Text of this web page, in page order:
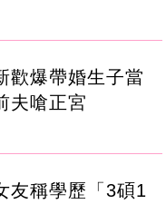
歡爆帶婚生子當
夫嗆正宮
友稱學歷「3碩1